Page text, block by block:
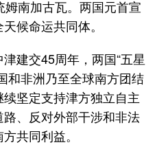
南加古瓦。两国元首宣
候命运共同体。
建交45周年，两国“五星
和非洲乃至全球南方团结
坚定支持津方独立自主
、反对外部干涉和非法
共同利益。